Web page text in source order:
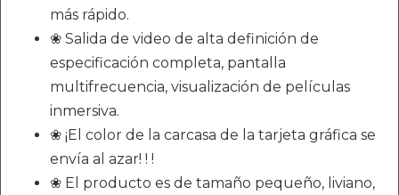
más rápido.
❀ Salida de video de alta definición de
especificación completa, pantalla
multifrecuencia, visualización de películas
inmersiva.
❀ ¡El color de la carcasa de la tarjeta gráfica se
envía al azar! ! !
❀ El producto es de tamaño pequeño, liviano,